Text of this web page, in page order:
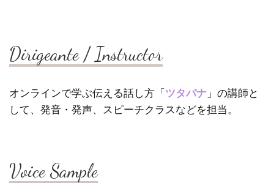
Dirigeante / Instructor
オンラインで学ぶ伝える話し方「 ツタバナ 」の講師と
して、発音・発声、スピーチクラスなどを担当。
Voice Sample